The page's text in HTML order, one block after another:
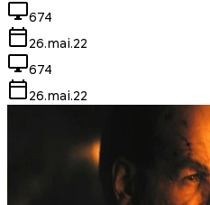
674
26.mai.22
674
26.mai.22